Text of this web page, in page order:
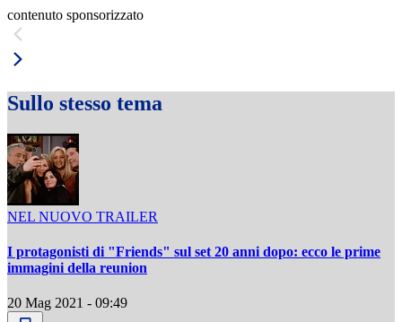
contenuto sponsorizzato
Sullo stesso tema
NEL NUOVO TRAILER
I protagonisti di "Friends" sul set 20 anni dopo: ecco le prime
immagini della reunion
20 Mag 2021 - 09:49